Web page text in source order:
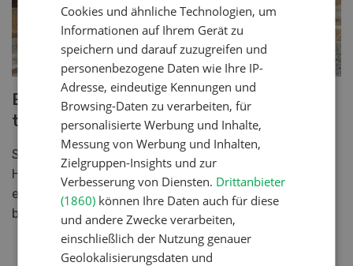
Effizienz- und Komfortgewinn für die
tägliche Arbeit
Schäffer Multi High Flow revolutioniert die
Hydraulikleistung von Hof- und Radladern, indem es
eine überproportional hohe Leistung für Anbaugeräte
bietet und den Bedienkomfort deutlich steigert.
Cookies und ähnliche Technologien, um
Informationen auf Ihrem Gerät zu
speichern und darauf zuzugreifen und
personenbezogene Daten wie Ihre IP-
Adresse, eindeutige Kennungen und
Browsing-Daten zu verarbeiten, für
personalisierte Werbung und Inhalte,
Messung von Werbung und Inhalten,
Zielgruppen-Insights und zur
Verbesserung von Diensten. Drittanbieter
(1860) können Ihre Daten auch für diese
und andere Zwecke verarbeiten,
einschließlich der Nutzung genauer
Geolokalisierungsdaten und